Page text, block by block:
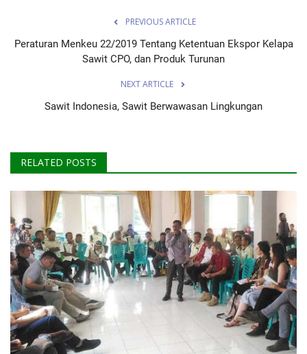
PREVIOUS ARTICLE
Peraturan Menkeu 22/2019 Tentang Ketentuan Ekspor Kelapa
Sawit CPO, dan Produk Turunan
NEXT ARTICLE
Sawit Indonesia, Sawit Berwawasan Lingkungan
RELATED POSTS